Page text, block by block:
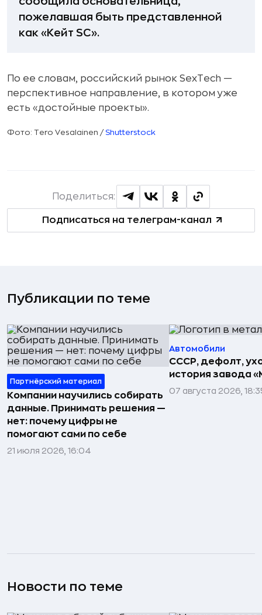
пожелавшая быть представленной
как «Кейт SC».
По ее словам, российский рынок SexTech —
перспективное направление, в котором уже
есть «достойные проекты».
Фото: Tero Vesalainen / Shutterstock
Подписаться на телеграм-канал
Поделиться:
Публикации по теме
Партнёрский материал
Компании научились собирать
данные. Принимать решения —
нет: почему цифры не
помогают сами по себе
21 июля 2026, 16:04
Автомобили
СССР, дефолт,
история завода
07 августа 2026,
Новости по теме